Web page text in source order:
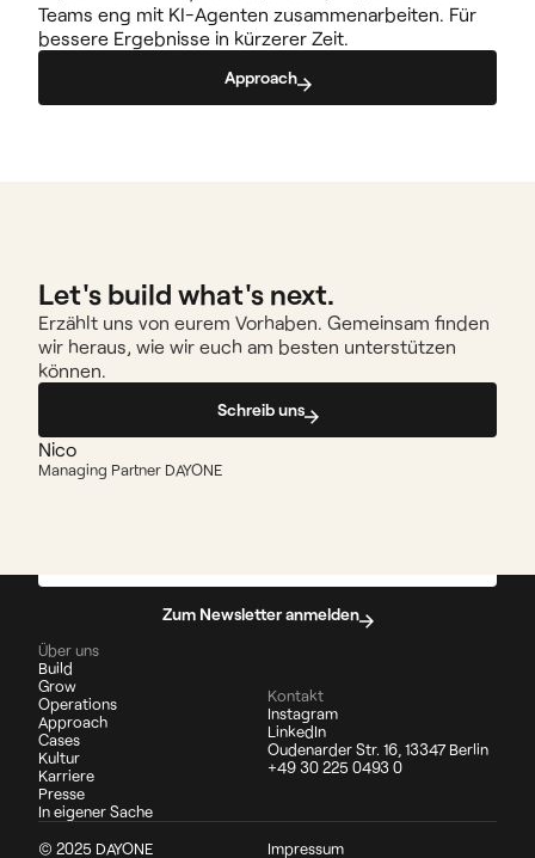
Teams eng mit KI-Agenten zusammenarbeiten. Für
bessere Ergebnisse in kürzerer Zeit.
Approach
Let's build what's next.
Erzählt uns von eurem Vorhaben. Gemeinsam finden
wir heraus, wie wir euch am besten unterstützen
können.
Schreib uns
Nico
Managing Partner DAYONE
Zum Newsletter anmelden
Über uns
Build
Grow
Operations
Approach
Cases
Kultur
Karriere
Presse
In eigener Sache
Kontakt
Instagram
LinkedIn
Oudenarder Str. 16, 13347 Berlin
+49 30 225 0493 0
© 2025 DAYONE
Impressum